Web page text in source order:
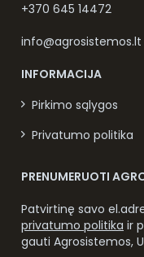
+370 645 14472
info@agrosistemos.lt
INFORMACIJA
Pirkimo sąlygos
Privatumo politika
PRENUMERUOTI
Patvirtinę savo
privatumo politika ir
gauti Agrosistemos,